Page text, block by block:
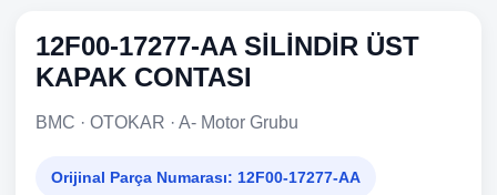
12F00-17277-AA SİLİNDİR ÜST
KAPAK CONTASI
BMC · OTOKAR · A- Motor Grubu
Orijinal Parça Numarası: 12F00-17277-AA